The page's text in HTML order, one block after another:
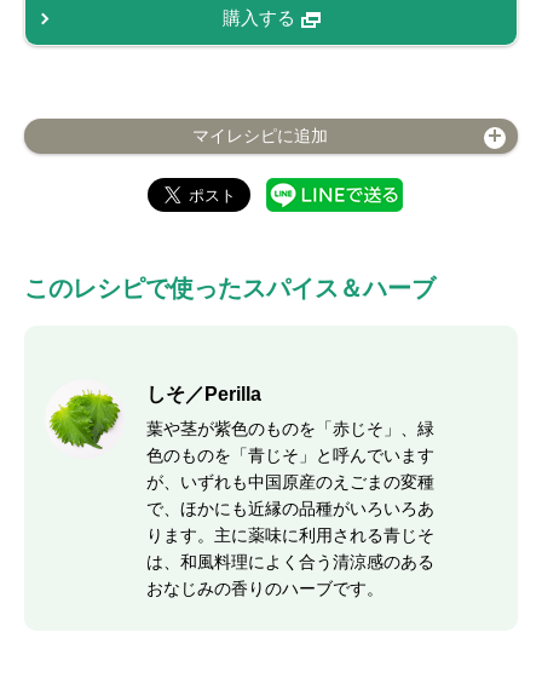
購入する
マイレシピに追加
このレシピで使ったスパイス＆ハーブ
しそ／Perilla
葉や茎が紫色のものを「赤じそ」、緑
色のものを「青じそ」と呼んでいます
が、いずれも中国原産のえごまの変種
で、ほかにも近縁の品種がいろいろあ
ります。主に薬味に利用される青じそ
は、和風料理によく合う清涼感のある
おなじみの香りのハーブです。